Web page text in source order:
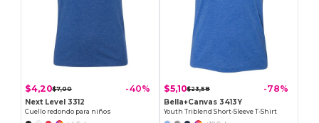
$4,20$7,00 -40%
Next Level 3312
Cuello redondo para niños
$5,10$23,58 -78%
Bella+Canvas 3413Y
Youth Triblend Short-Sleeve T-Shirt